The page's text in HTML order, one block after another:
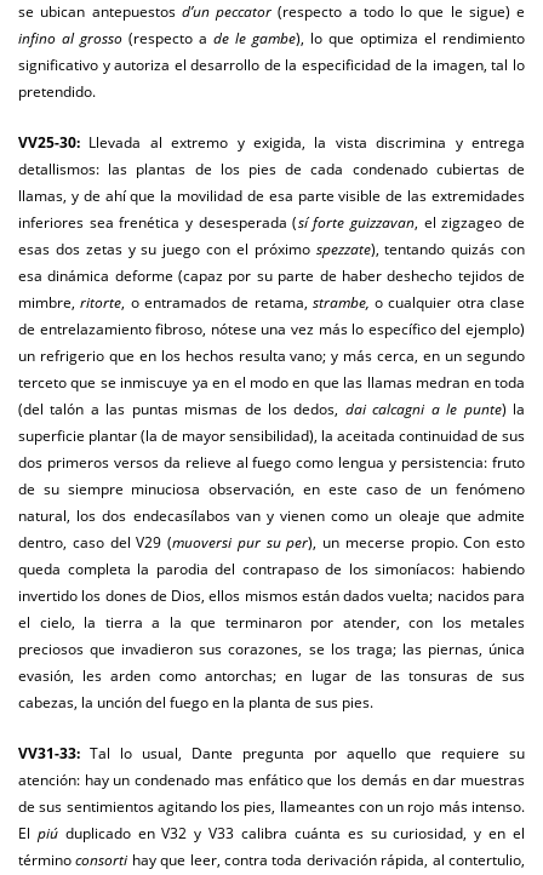
se ubican antepuestos d’un peccator(respecto a todo lo que le sigue) e
infino al grosso (respecto a de le gambe), lo que optimiza el rendimiento
significativo y autoriza el desarrollo de la especificidad de la imagen, tal lo
pretendido.
VV25-30: Llevada al extremo y exigida, la vista discrimina y entrega
detallismos: las plantas de los pies de cada condenado cubiertas de
llamas, y de ahí que la movilidad de esa parte visible de las extremidades
inferiores sea frenética y desesperada (sí forte guizzavan, el zigzageo de
esas dos zetas y su juego con el próximo spezzate), tentando quizás con
esa dinámica deforme (capaz por su parte de haber deshecho tejidos de
mimbre,ritorte, o entramados de retama, strambe,o cualquier otra clase
de entrelazamiento fibroso, nótese una vez más lo específico del ejemplo)
un refrigerio que en los hechos resulta vano; y más cerca, en un segundo
terceto que se inmiscuye ya en el modo en que las llamas medran en toda
(del talón a las puntas mismas de los dedos, dai calcagni a le punte) la
superficie plantar (la de mayor sensibilidad), la aceitada continuidad de sus
dos primeros versos da relieve al fuego como lengua y persistencia: fruto
de su siempre minuciosa observación, en este caso de un fenómeno
natural, los dos endecasílabos van y vienen como un oleaje que admite
dentro, caso del V29 (muoversi pur su per), un mecerse propio. Con esto
queda completa la parodia del contrapaso de los simoníacos: habiendo
invertido los dones de Dios, ellos mismos están dados vuelta; nacidos para
el cielo, la tierra a la que terminaron por atender, con los metales
preciosos que invadieron sus corazones, se los traga; las piernas, única
evasión, les arden como antorchas; en lugar de las tonsuras de sus
cabezas, la unción del fuego en la planta de sus pies.
VV31-33: Tal lo usual, Dante pregunta por aquello que requiere su
atención: hay un condenado mas enfático que los demás en dar muestras
de sus sentimientos agitando los pies, llameantes con un rojo más intenso.
El piú duplicado en V32 y V33 calibra cuánta es su curiosidad, y en el
términoconsorti hay que leer, contra toda derivación rápida, al contertulio,